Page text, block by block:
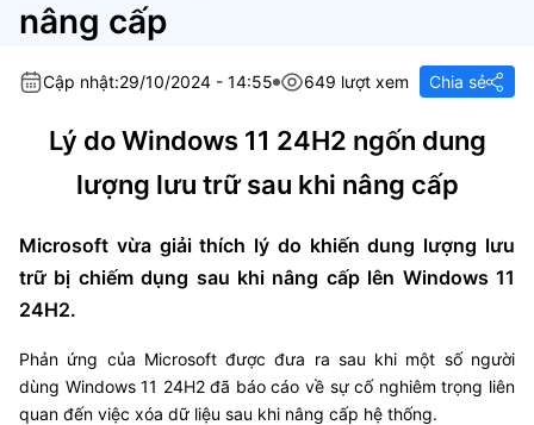
nâng cấp
Cập nhật:29/10/2024 - 14:55 649 lượt xem Chia sẻ
Lý do Windows 11 24H2 ngốn dung
lượng lưu trữ sau khi nâng cấp
Microsoft vừa giải thích lý do khiến dung lượng lưu
trữ bị chiếm dụng sau khi nâng cấp lên Windows 11
24H2.
Phản ứng của Microsoft được đưa ra sau khi một số người
dùng Windows 11 24H2 đã báo cáo về sự cố nghiêm trọng liên
quan đến việc xóa dữ liệu sau khi nâng cấp hệ thống.